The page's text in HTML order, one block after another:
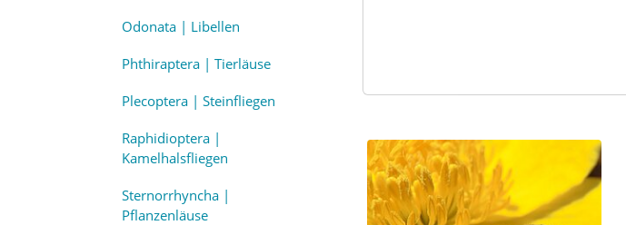
Odonata | Libellen
Phthiraptera | Tierläuse
Plecoptera | Steinfliegen
Raphidioptera |
Kamelhalsfliegen
Sternorrhyncha |
Pflanzenläuse